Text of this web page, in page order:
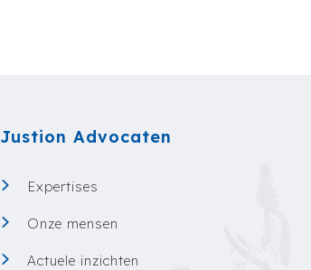
Justion Advocaten
Expertises
Onze mensen
Actuele inzichten